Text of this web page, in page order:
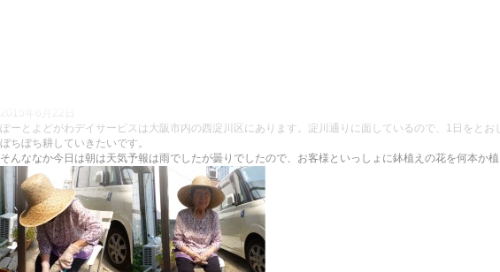
ぽーとよどがわデイサービスは大阪市内の西淀川区にあります。淀川通りに面しているので、1日をと
ぼちぼち耕していきたいです。
そんななか今日は朝は天気予報は雨でしたが曇りでしたので、お客様といっしょに鉢植えの花を何本か植